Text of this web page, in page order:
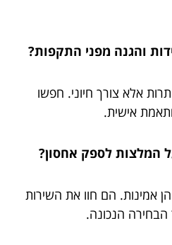
אלא צורך חיוני. חפשו
אישית.
אמינות. הם חוו את השירות
הבחירה הנכונה.